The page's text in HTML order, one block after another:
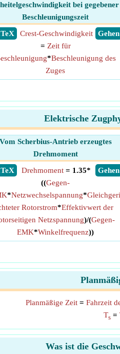
bei gegebener
Beschleunigungszeit
​ Gehen
Crest-Geschwindigkeit
= Zeit für
*Beschleunigung des
Zuges
Elektrische
Vom Scherbius-Antrieb erzeugtes
Drehmoment
​ Gehen
Drehmoment = 1.35*
((Gegen-
*Netzwechselspannung*Gleichgeri
Rotorstrom*Effektivwert der
Netzspannung)/(Gegen-
EMK*Winkelfrequenz))
Planmäßige Zeit= Fahrzeit
Ts=
Was ist die